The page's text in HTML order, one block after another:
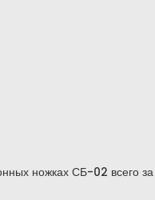
ножках СБ-02 всего за